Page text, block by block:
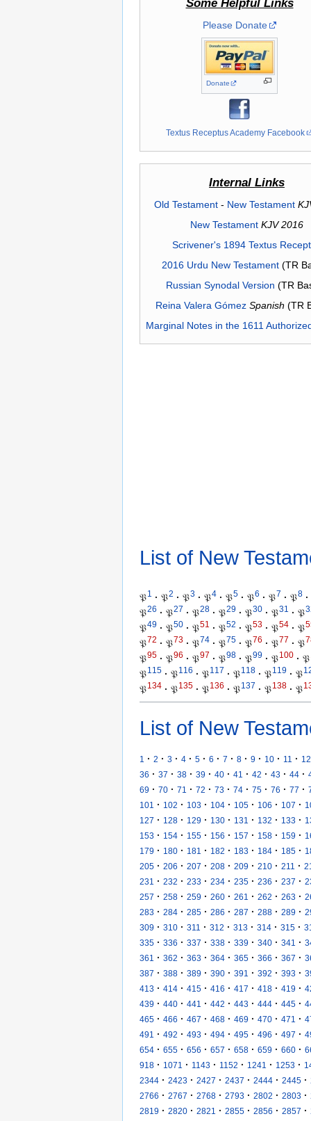
Some Helpful Links
Please Donate
Donate
Textus Receptus Academy Facebook
Internal Links
Old Testament- New Testament
New Testament KJV 2016
Scrivener's 1894 Textus
2016 Urdu New Testament(TR
Russian Synodal Version (TR
Reina Valera Gómez Spanish (TR
Marginal Notes in the 1611
List of New
𝔓1 · 𝔓2 · 𝔓3 · 𝔓4 · 𝔓5 · 𝔓6 · 𝔓7 · 𝔓8 ·
𝔓26 · 𝔓27 · 𝔓28 · 𝔓29 · 𝔓30 · 𝔓31 · 𝔓
𝔓49 · 𝔓50 · 𝔓51 · 𝔓52 · 𝔓53 · 𝔓54 · 𝔓
𝔓72 · 𝔓73 · 𝔓74 · 𝔓75 · 𝔓76 · 𝔓77 · 𝔓
𝔓95 · 𝔓96 · 𝔓97 · 𝔓98 · 𝔓99 · 𝔓100 · 𝔓
𝔓115 · 𝔓116 · 𝔓117 · 𝔓118 · 𝔓119 · 𝔓
𝔓134 · 𝔓135 · 𝔓136 · 𝔓137 · 𝔓138 · 𝔓
List of New
1 · 2 · 3 · 4 · 5 · 6 · 7 · 8 · 9 · 10 · 11 · 12
36 · 37 · 38 · 39 · 40 · 41 · 42 · 43 · 44 ·
69 · 70 · 71 · 72 · 73 · 74 · 75 · 76 · 77 ·
101
· 102 · 103 · 104 · 105 · 106 · 107 ·
127 · 128 · 129 · 130 · 131 · 132 · 133 ·
153 · 154 · 155 · 156 · 157 · 158 · 159 ·
179 · 180 · 181 · 182 · 183 · 184 · 185 ·
205 · 206 · 207 · 208 · 209 · 210 · 211 ·
231
· 232 · 233 · 234 · 235 · 236 · 237 ·
257 · 258 · 259 · 260 · 261 · 262 · 263 ·
283 · 284 · 285 · 286 · 287 · 288 · 289 ·
309 · 310 · 311 · 312 · 313 · 314 · 315 ·
335 · 336 · 337 · 338 · 339 · 340 · 341 ·
361
· 362 · 363 · 364 · 365 · 366 · 367 ·
387 · 388 · 389 · 390 · 391 · 392 · 393 ·
413 · 414 · 415 · 416 · 417 · 418 · 419 ·
439 · 440 · 441 · 442 · 443 · 444 · 445 ·
465 · 466 · 467 · 468 · 469 · 470 · 471 ·
491
· 492 · 493 · 494 · 495 · 496 · 497 ·
654 · 655 · 656 · 657 · 658 · 659 · 660 ·
918 · 1071 · 1143 · 1152 · 1241 · 1253 ·
2344 · 2423 · 2427 · 2437 · 2444 · 2445 ·
2766 · 2767 · 2768 · 2793 · 2802 · 2803 ·
2819 · 2820 · 2821 · 2855 · 2856 · 2857 ·